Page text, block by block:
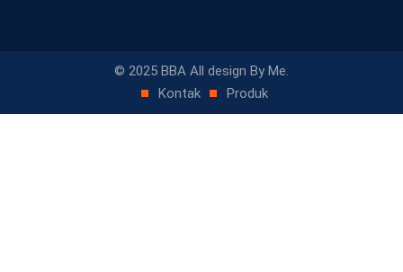
© 2025 BBA All design By Me.
Kontak
Produk